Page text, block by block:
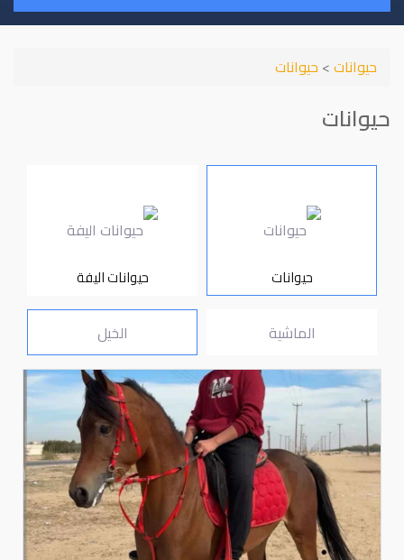
حيوانات> حيوانات
حيوانات
حيوانات حيوانات اليفة
الماشية الخيل